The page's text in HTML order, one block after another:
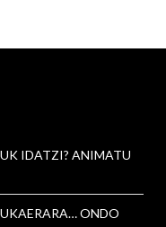
IDATZI? ANIMATU
ONDO